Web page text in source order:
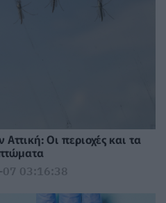
Αττική: Οι περιοχές και τα
03:16:38